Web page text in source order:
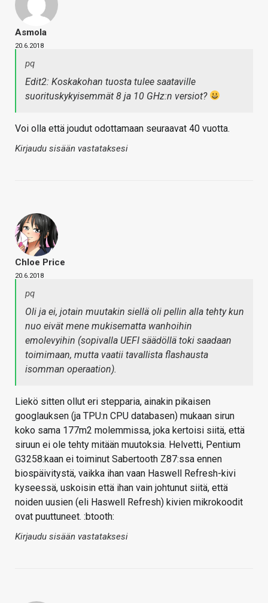
Asmola
20.6.2018
pq
Edit2: Koskakohan tuosta tulee saataville
suorituskykyisemmät 8 ja 10 GHz:n versiot?
Voi olla että joudut odottamaan seuraavat 40 vuotta.
Kirjaudu sisään vastataksesi
Chloe Price
20.6.2018
pq
Oli ja ei, jotain muutakin siellä oli pellin alla tehty kun
nuo eivät mene mukisematta wanhoihin
emolevyihin (sopivalla UEFI säädöllä toki saadaan
toimimaan, mutta vaatii tavallista flashausta
isomman operaation).
Liekö sitten ollut eri stepparia, ainakin pikaisen
googlauksen (ja TPU:n CPU databasen) mukaan sirun
koko sama 177m2 molemmissa, joka kertoisi siitä, että
siruun ei ole tehty mitään muutoksia. Helvetti, Pentium
G3258:kaan ei toiminut Sabertooth Z87:ssa ennen
biospäivitystä, vaikka ihan vaan Haswell Refresh-kivi
kyseessä, uskoisin että ihan vain johtunut siitä, että
noiden uusien (eli Haswell Refresh) kivien mikrokoodit
ovat puuttuneet. :btooth:
Kirjaudu sisään vastataksesi